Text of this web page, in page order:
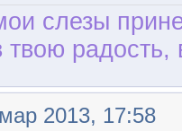
слезы
твою радость,
2013, 17:58